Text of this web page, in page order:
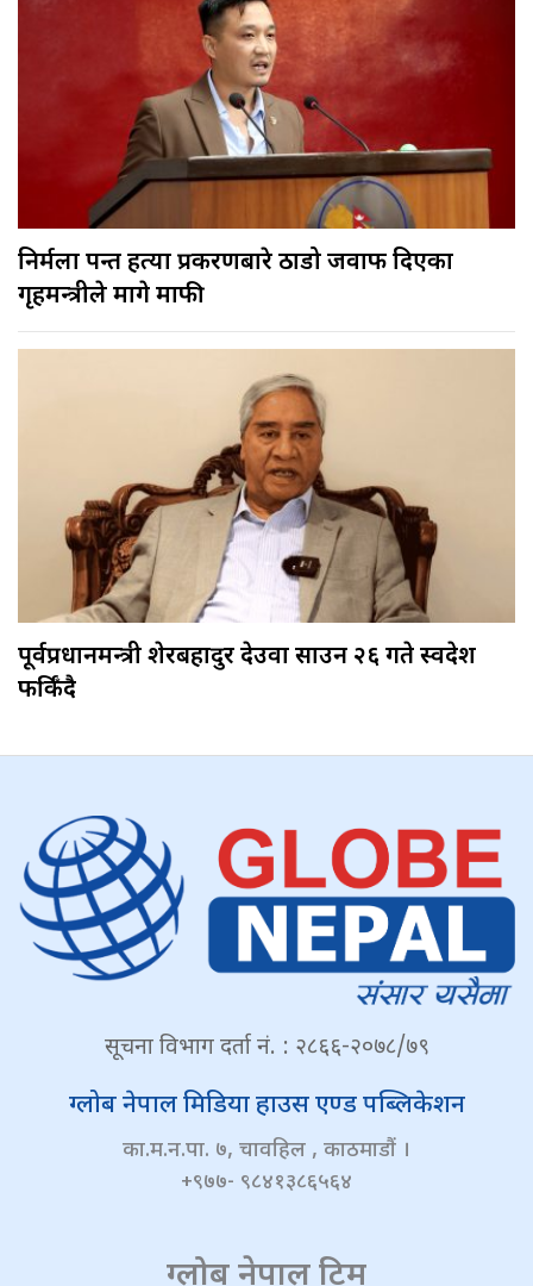
निर्मला पन्त हत्या प्रकरणबारे ठाडो जवाफ दिएका
गृहमन्त्रीले मागे माफी
पूर्वप्रधानमन्त्री शेरबहादुर देउवा साउन २६ गते स्वदेश
फर्किँदै
सूचना विभाग दर्ता नं. : २८६६-२०७८/७९
ग्लोब नेपाल मिडिया हाउस एण्ड पब्लिकेशन
का.म.न.पा. ७, चावहिल , काठमाडौं ।
+९७७- ९८४१३८६५६४
ग्लोब नेपाल टिम